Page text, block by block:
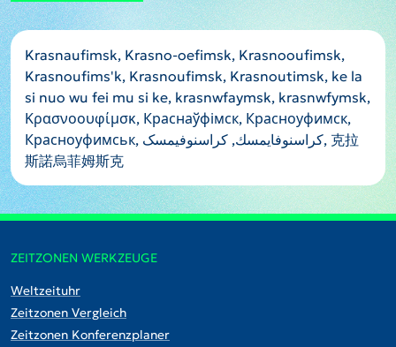
Krasnaufimsk, Krasno-oefimsk, Krasnooufimsk,
Krasnoufims'k, Krasnoufimsk, Krasnoutimsk, ke la
si nuo wu fei mu si ke, krasnwfaymsk, krasnwfymsk,
Κρασνοουφίμσκ, Краснаўфімск, Красноуфимск,
Красноуфимськ, كراسنوفايمسك, کراسنوفیمسک, 克拉
斯諾烏菲姆斯克
ZEITZONEN WERKZEUGE
Weltzeituhr
Zeitzonen Vergleich
Zeitzonen Konferenzplaner